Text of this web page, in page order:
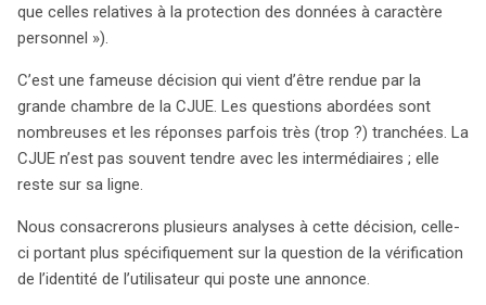
celles relatives à la sexualité. Cette décision souligne
que la simple mise en ligne d’une annonce ne constitue
s’assurer que l’annonceur est bien la personne
concernée, afin de prévenir les abus, comme le revenge
porn. De plus, l’exploitant de la plateforme doit mettre en
œuvre des mesures techniques pour limiter la
reproduction non autorisée des données sensibles. La
CJUE affirme que le RGPD exige une approche proactive,
contrastant avec la directive sur le commerce
électronique qui favorise une responsabilité allégée des
que celles relatives à la protection des données à caractère
personnel »).
C’est une fameuse décision qui vient d’être rendue par la
grande chambre de la CJUE. Les questions abordées sont
nombreuses et les réponses parfois très (trop ?) tranchées. La
CJUE n’est pas souvent tendre avec les intermédiaires ; elle
reste sur sa ligne.
Nous consacrerons plusieurs analyses à cette décision, celle-
ci portant plus spécifiquement sur la question de la vérification
de l’identité de l’utilisateur qui poste une annonce.